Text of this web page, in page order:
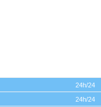
24h/24
24h/24